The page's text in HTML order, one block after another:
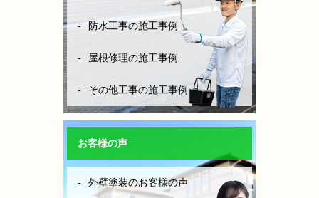
防水工事の施工事例
屋根修理の施工事例
その他工事の施工事例
お客様の声
外壁塗装のお客様の声